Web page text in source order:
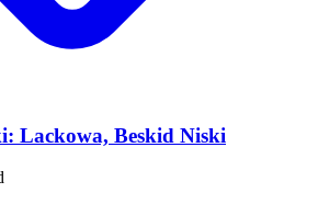
Lackowa, Beskid Niski